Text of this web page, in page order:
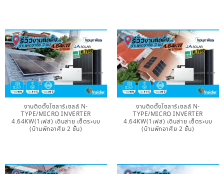
งานติดตั้งโซลาร์เซลล์ N-
TYPE/MICRO INVERTER
4.64KW(1เฟส) เดินสาย เซ็ตระบบ
(บ้านพักอาศัย 2 ชั้น)
งานติดตั้งโซลาร์เซลล์ N-
TYPE/MICRO INVERTER
4.64KW(1เฟส) เดินสาย เซ็ตระบบ
(บ้านพักอาศัย 2 ชั้น)